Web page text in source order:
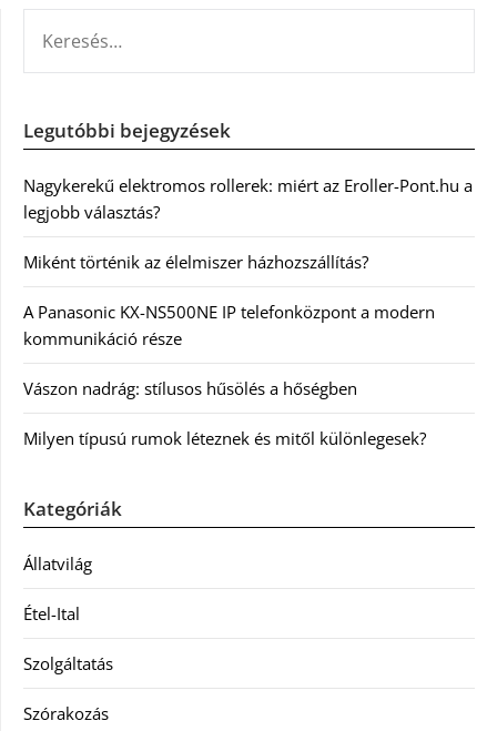
Legutóbbi bejegyzések
Nagykerekű elektromos rollerek: miért az Eroller-Pont.hu a
legjobb választás?
Miként történik az élelmiszer házhozszállítás?
A Panasonic KX-NS500NE IP telefonközpont a modern
kommunikáció része
Vászon nadrág: stílusos hűsölés a hőségben
Milyen típusú rumok léteznek és mitől különlegesek?
Kategóriák
Állatvilág
Étel-Ital
Szolgáltatás
Szórakozás